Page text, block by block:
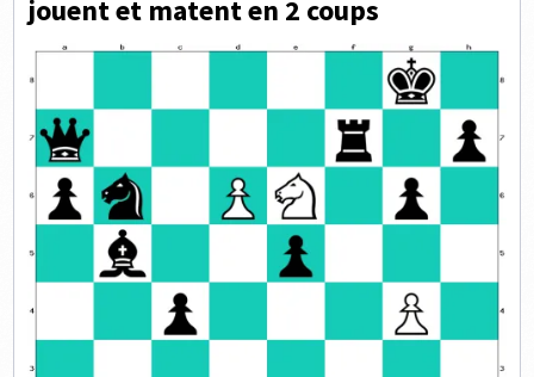
jouent et matent en 2 coups